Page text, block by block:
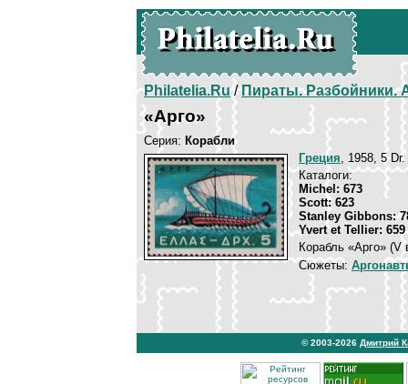
Philatelia.Ru/Пираты. Разбойники.
«Арго»
Серия: Корабли
Греция, 1958, 5
Каталоги:
Michel: 673
Scott: 623
Stanley Gibbons:
Yvert et Tellier: 659
Корабль «Арго» (V
Сюжеты:
© 2003-2026 Дмитрий